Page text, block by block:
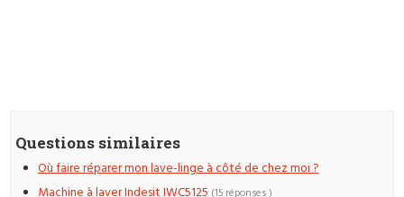
Questions similaires
Où faire réparer mon lave-linge à côté de chez moi ?
Machine à laver Indesit IWC5125 (15 réponses )